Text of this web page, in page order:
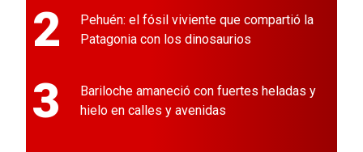
2
Pehuén: el fósil viviente que compartió la
Patagonia con los dinosaurios
3
Bariloche amaneció con fuertes heladas y
hielo en calles y avenidas